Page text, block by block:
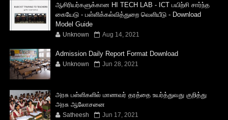
ஆசிரியர்களுக்கான HI TECH LAB - ICT பயிற்சி சார்ந்த
கையேடு - பள்ளிக்கல்வித்துறை வெளியீடு - Download
Model Guide
Unknown Aug 14, 2021
Admission Daily Report Format Download
Unknown Jun 28, 2021
அரசு பள்ளிகளில் மாணவர் தரத்தை உயர்த்துவது குறித்து
அரசு ஆலோசனை
Satheesh Jun 17, 2021